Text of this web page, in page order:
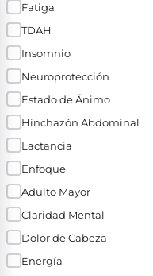
Fatiga
TDAH
Insomnio
Neuroprotección
Estado de Ánimo
Hinchazón Abdominal
Lactancia
Enfoque
Adulto Mayor
Claridad Mental
Dolor de Cabeza
Energía